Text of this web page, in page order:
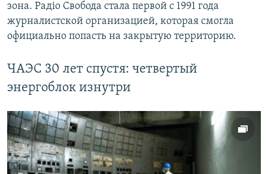
зона. Радіо Свобода стала первой с 1991 года
журналистской организацией, которая смогла
официально попасть на закрытую территорию.
ЧАЭС 30 лет спустя: четвертый
энергоблок изнутри